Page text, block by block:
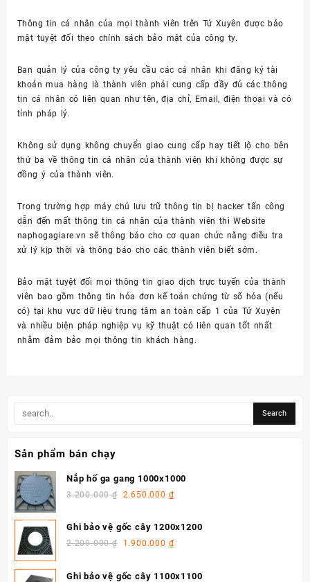
Thông tin cá nhân của mọi thành viên trên Tứ Xuyên được bảo
mật tuyệt đối theo chính sách bảo mật của công ty.
Ban quản lý của công ty yêu cầu các cá nhân khi đăng ký tài
khoản mua hàng là thành viên phải cung cấp đầy đủ các thông
tin cá nhân có liên quan như tên, địa chỉ, Email, điện thoại và có
tính pháp lý.
Không sử dụng không chuyển giao cung cấp hay tiết lộ cho bên
thứ ba về thông tin cá nhân của thành viên khi không được sự
đồng ý của thành viên.
Trong trường hợp máy chủ lưu trữ thông tin bị hacker tấn công
dẫn đến mất thông tin cá nhân của thành viên thì Website
naphogagiare.vn sẽ thông báo cho cơ quan chức năng điều tra
xử lý kịp thời và thông báo cho các thành viên biết sớm.
Bảo mật tuyệt đối mọi thông tin giao dịch trực tuyến của thành
viên bao gồm thông tin hóa đơn kế toán chứng từ số hóa (nếu
có) tại khu vực dữ liệu trung tâm an toàn cấp 1 của Tứ Xuyên
và nhiều biện pháp nghiệp vụ kỹ thuật có liên quan tốt nhất
nhằm đảm bảo mọi thông tin khách hàng.
Sản phẩm bán chạy
Nắp hố ga gang 1000x1000
3.200.000₫ 2.650.000 ₫
Ghi bảo vệ gốc cây 1200x1200
2.200.000₫ 1.900.000 ₫
Ghi bảo vệ gốc cây 1100x1100